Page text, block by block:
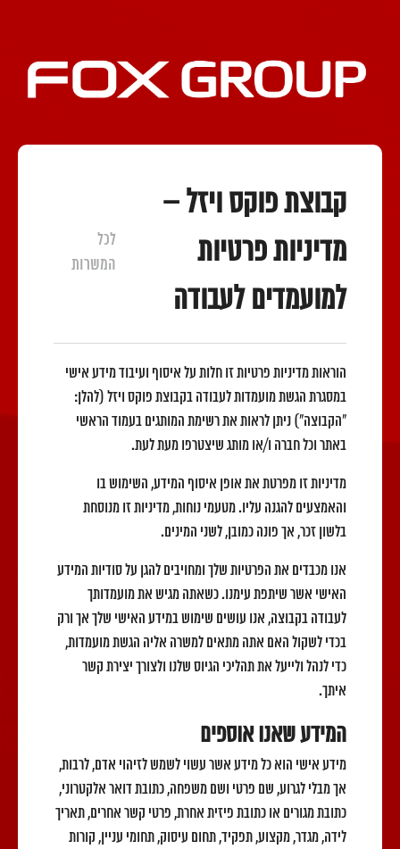
קבוצת פוקס ויזל –
מדיניות פרטיות
למועמדים לעבודה
לכל
המשרות
הוראות מדיניות פרטיות זו חלות על איסוף ועיבוד מידע אישי
במסגרת הגשת מועמדות לעבודה בקבוצת פוקס ויזל (להלן:
"הקבוצה") ניתן לראות את רשימת המותגים בעמוד הראשי
באתר וכל חברה ו/או מותג שיצטרפו מעת לעת.
מדיניות זו מפרטת את אופן איסוף המידע, השימוש בו
והאמצעים להגנה עליו. מטעמי נוחות, מדיניות זו מנוסחת
בלשון זכר, אך פונה כמובן, לשני המינים.
אנו מכבדים את הפרטיות שלך ומחויבים להגן על סודיות המידע
האישי אשר שיתפת עימנו. כשאתה מגיש את מועמדותך
לעבודה בקבוצה, אנו עושים שימוש במידע האישי שלך אך ורק
בכדי לשקול האם אתה מתאים למשרה אליה הגשת מועמדות,
כדי לנהל ולייעל את תהליכי הגיוס שלנו ולצורך יצירת קשר
איתך.
המידע שאנו אוספים
מידע אישי הוא כל מידע אשר עשוי לשמש לזיהוי אדם, לרבות,
אך מבלי לגרוע, שם פרטי ושם משפחה, כתובת דואר אלקטרוני,
כתובת מגורים או כתובת פיזית אחרת, פרטי קשר אחרים, תאריך
לידה, מגדר, מקצוע, תפקיד, תחום עיסוק, תחומי עניין, קורות